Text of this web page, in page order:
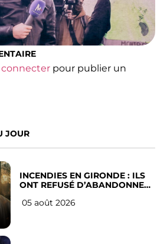
connecter pour publier un
JOUR
INCENDIES EN GIRONDE : ILS
ONT REFUSÉ D’ABANDONNER
05 août 2026